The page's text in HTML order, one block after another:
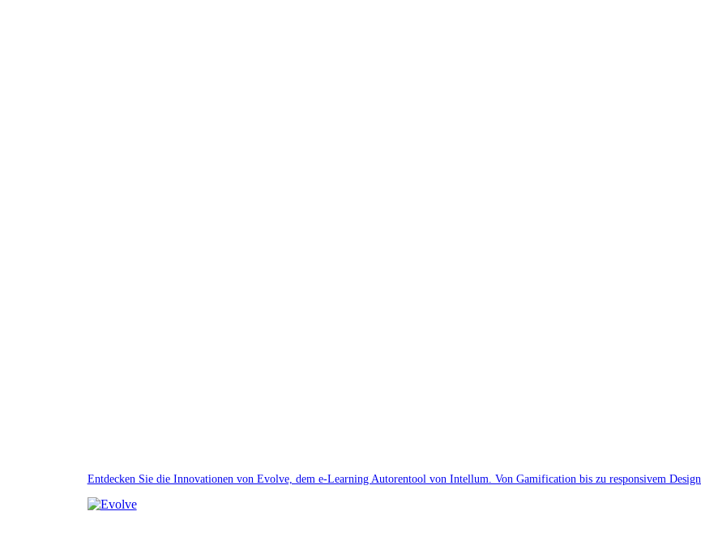
Entdecken Sie die Innovationen von Evolve, dem e-Learning Autorentool von Intellum. Von Gamification bis zu responsivem Design.